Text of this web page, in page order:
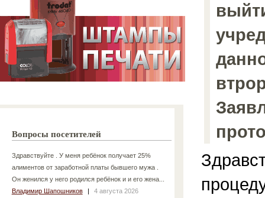
Вопросы посетителей
Здравствуйте . У меня ребёнок получает 25%
алиментов от заработной платы бывшего мужа .
Он женился у него родился ребёнок и и его жена...
Владимир Шапошников
| 4 августа 2026